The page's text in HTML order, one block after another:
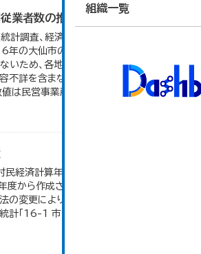
組織一覧
業者数の推移
計調査、経済センサス。 平成11年、平
の大仙市の数値は、合併前、合併後
いため、各地域の数値を合算してい
不詳を含まない。平成11年、平成16
は民営事業所のみの数値。...
民経済計算年報。数値は平成23年基
度から作成されたもので、 新たなデー
の変更により、毎年度遡及改訂を行っ
計「16-1 市町村内総生産」のデータを